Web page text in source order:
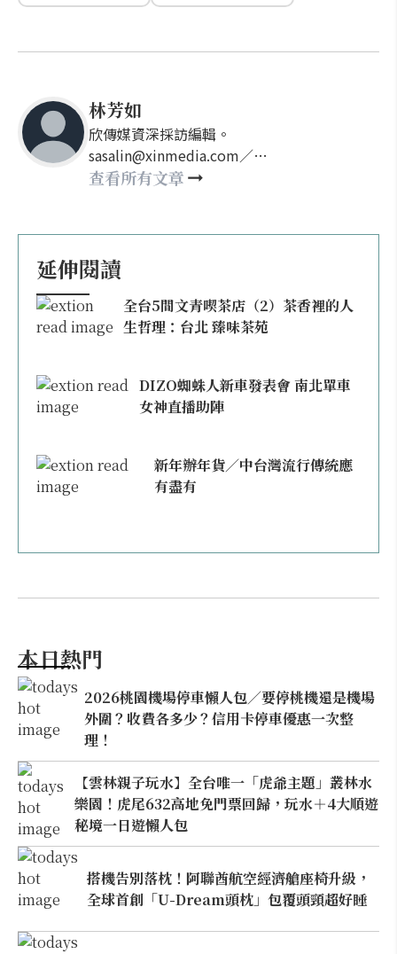
林芳如
欣傳媒資深採訪編輯。
sasalin@xinmedia.com／
happy21917@gmail.com
查看所有文章
延伸閱讀
全台5間文青喫茶店（2）茶香裡的人
生哲理：台北 臻味茶苑
DIZO蜘蛛人新車發表會 南北單車
女神直播助陣
新年辦年貨／中台灣流行傳統應
有盡有
本日熱門
2026桃園機場停車懶人包／要停桃機還是機場
外圍？收費各多少？信用卡停車優惠一次整
理！
【雲林親子玩水】全台唯一「虎爺主題」叢林水
樂園！虎尾632高地免門票回歸，玩水＋4大順遊
秘境一日遊懶人包
搭機告別落枕！阿聯酋航空經濟艙座椅升級，
全球首創「U-Dream頭枕」包覆頭頸超好睡